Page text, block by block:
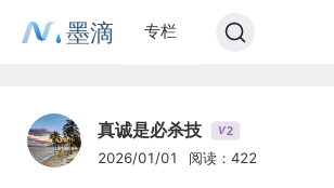
墨滴 专栏
真诚是必杀技 V2
2026/01/01 阅读：422